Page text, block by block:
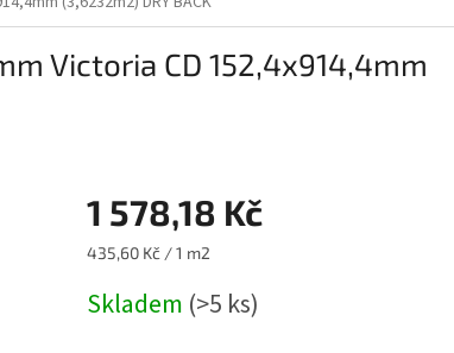
Victoria CD 152,4x914,4mm
1 578,18 Kč
Měrná
435,60 Kč / 1 m2
Skladem (>5 ks)